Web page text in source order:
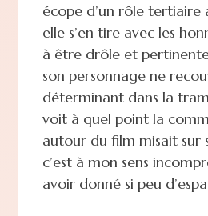
écope d’un rôle tertiaire
elle s’en tire avec les
à être drôle et
son personnage ne
déterminant dans la
voit à quel point la
autour du film misait sur
c’est à mon sens
avoir donné si peu